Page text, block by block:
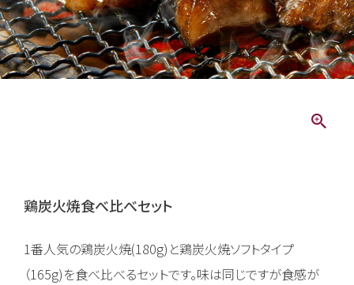
鶏炭火焼食べ比べセット
1番人気の鶏炭火焼(180g)と鶏炭火焼ソフトタイプ
（165g)を食べ比べるセットです。味は同じですが食感が